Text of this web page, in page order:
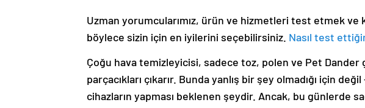
Uzman yorumcularımız, ürün ve hizmetleri test etmek ve
böylece sizin için en iyilerini seçebilirsiniz. Nasıl test
Çoğu hava temizleyicisi, sadece toz, polen ve Pet
parçacıkları çıkarır. Bunda yanlış bir şey olmadığı için
cihazların yapması beklenen şeydir. Ancak, bu günlerde